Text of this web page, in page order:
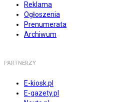
Reklama
Ogłoszenia
Prenumerata
Archiwum
PARTNERZY
E-kiosk.pl
E-gazety.pl